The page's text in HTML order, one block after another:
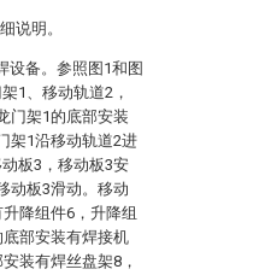
说明。
设备。参照图1和图
1、移动轨道2，
门架1的底部安装
架1沿移动轨道2进
板3，移动板3安
动板3滑动。移动
降组件6，升降组
部安装有焊接机
装有焊丝盘架8，